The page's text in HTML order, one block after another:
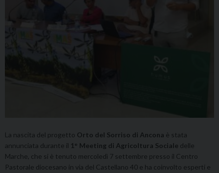
La nascita del progetto Orto del Sorriso di Ancona è stata
annunciata durante il 1° Meeting di Agricoltura Sociale delle
Marche, che si è tenuto mercoledì 7 settembre presso il Centro
Pastorale diocesano in via del Castellano 40 e ha coinvolto esperti e